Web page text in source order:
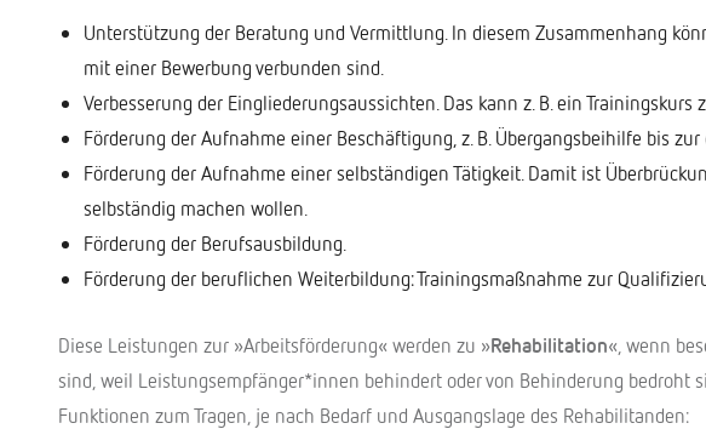
Unterstützung der Beratung und Vermittlung. In diesem Zusammenhang
mit einer Bewerbung verbunden sind.
Verbesserung der Eingliederungsaussichten. Das kann z. B. ein
Förderung der Aufnahme einer Beschäftigung, z. B. Übergangsbeihilfe bis
Förderung der Aufnahme einer selbständigen Tätigkeit. Damit ist
selbständig machen wollen.
Förderung der Berufsausbildung.
Förderung der beruflichen Weiterbildung: Trainingsmaßnahme zur
Diese Leistungen zur »Arbeitsförderung« werden zu »Rehabilitation«, wenn
sind, weil Leistungsempfänger*innen behindert oder von Behinderung bedroht
Funktionen zum Tragen, je nach Bedarf und Ausgangslage des Rehabilitanden: